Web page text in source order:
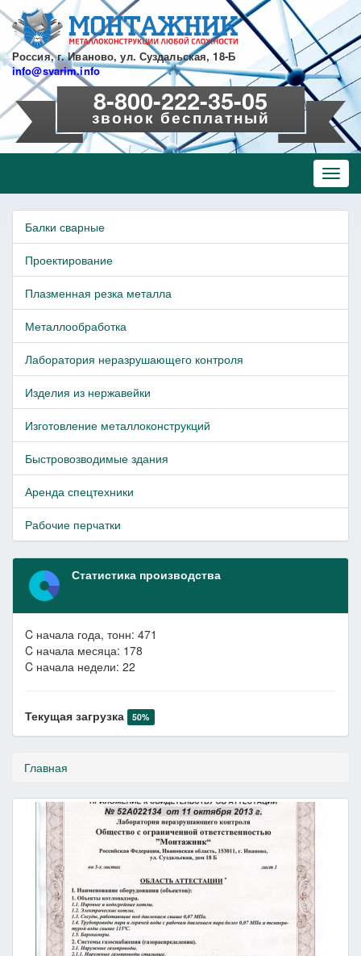
Перейти
основному
содержанию
Россия, г. Иваново, ул. Суздальская, 18-Б
info@svarim.info
8-800-222-35-05
звонок бесплатный
Балки сварные
Проектирование
Плазменная резка металла
Металлообработка
Лаборатория неразрушающего контроля
Изделия из нержавейки
Изготовление металлоконструкций
Быстровозводимые здания
Аренда спецтехники
Рабочие перчатки
Статистика производства
C начала года, тонн: 471
C начала месяца: 178
C начала недели: 22
Текущая загрузка 50%
Главная